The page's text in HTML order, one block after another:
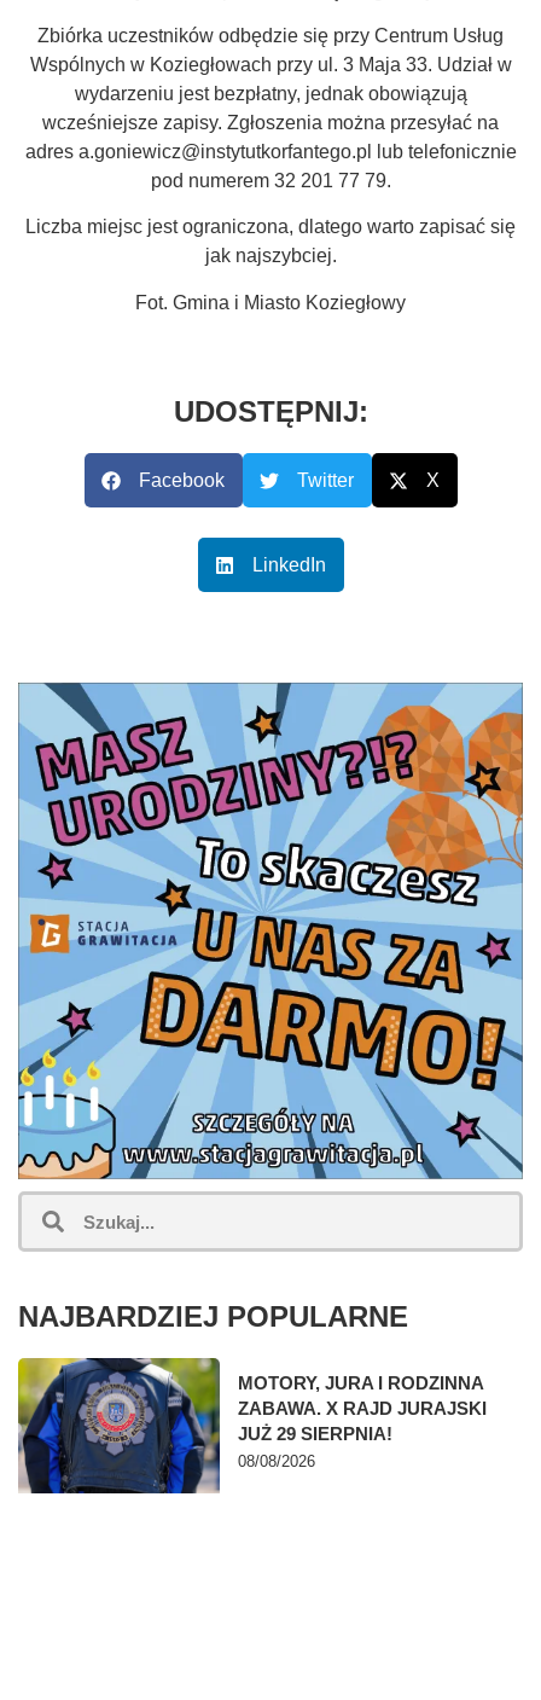
Zbiórka uczestników odbędzie się przy Centrum Usług
Wspólnych w Koziegłowach przy ul. 3 Maja 33. Udział w
wydarzeniu jest bezpłatny, jednak obowiązują
wcześniejsze zapisy. Zgłoszenia można przesyłać na
adres a.goniewicz@instytutkorfantego.pl lub telefonicznie
pod numerem 32 201 77 79.
Liczba miejsc jest ograniczona, dlatego warto zapisać się
jak najszybciej.
Fot. Gmina i Miasto Koziegłowy
UDOSTĘPNIJ:
Facebook Twitter X
LinkedIn
NAJBARDZIEJ POPULARNE
MOTORY, JURA I RODZINNA
ZABAWA. X RAJD JURAJSKI
JUŻ 29 SIERPNIA!
08/08/2026